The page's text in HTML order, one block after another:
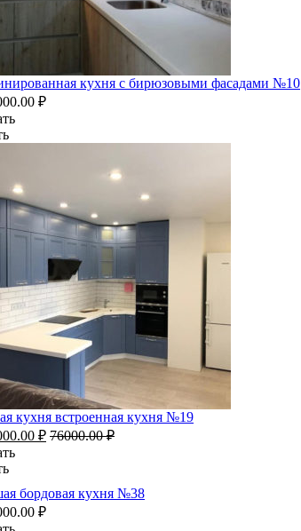
кухня с бирюзовыми фасадами №10
₽
кухня встроенная кухня №19
₽ 76000.00₽
бордовая кухня №38
₽